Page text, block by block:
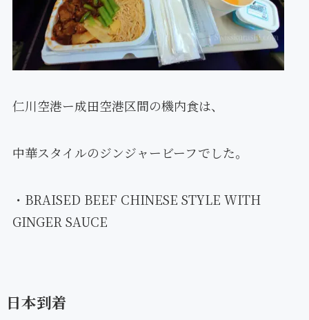
仁川空港ー成田空港区間の機内食は、
中華スタイルのジンジャービーフでした。
・BRAISED BEEF CHINESE STYLE WITH
GINGER SAUCE
日本到着